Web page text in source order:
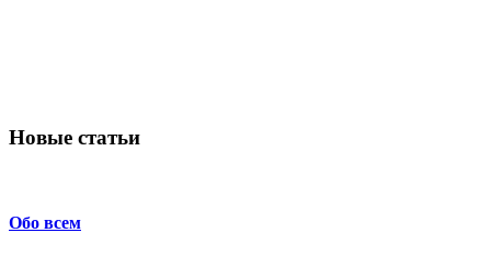
Новые статьи
Обо всем